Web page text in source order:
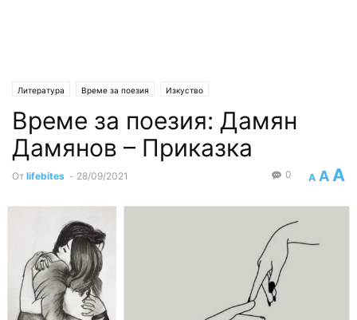
Литература Време за поезия Изкуство
Време за поезия: Дамян
Дамянов – Приказка
От lifebites - 28/09/2021 A A A
0